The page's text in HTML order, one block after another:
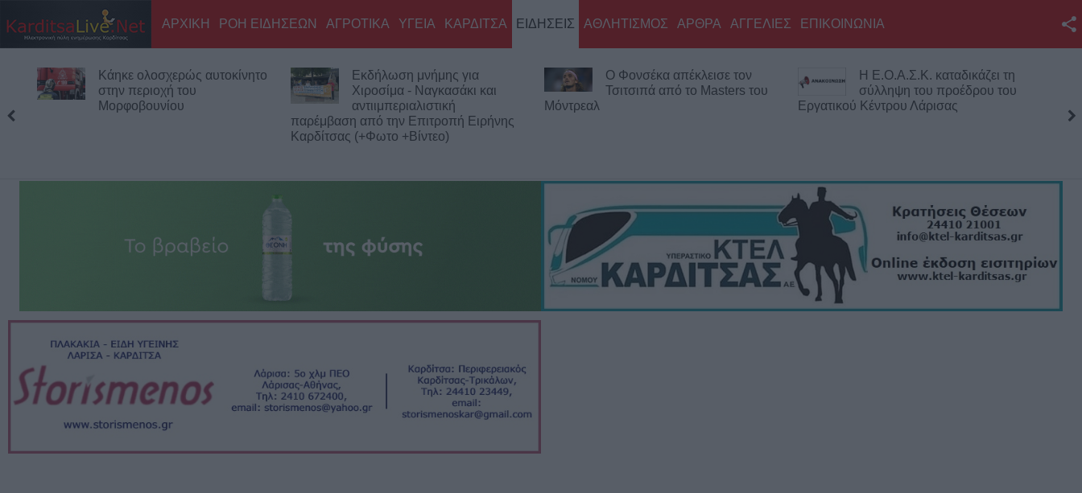
Twitter
YouTube
RSS
Επικοινωνία με το
KarditsaLive.Net
ΑΡΧΙΚΗ ΡΟΗ ΕΙΔΗΣΕΩΝ ΑΓΡΟΤΙΚΑ ΥΓΕΙΑ ΚΑΡΔΙΤΣΑ ΕΙΔΗΣΕΙΣ ΑΘΛΗΤΙΣΜΟΣ ΑΡΘΡΑ ΑΓΓΕΛΙΕΣ ΕΠΙΚΟΙΝΩΝΙΑ
Κάηκε ολοσχερώς αυτοκίνητο
στην περιοχή του
Μορφοβουνίου
Εκδήλωση μνήμης για
Χιροσίμα - Ναγκασάκι και
αντιιμπεριαλιστική
παρέμβαση από την Επιτροπή Ειρήνης
Καρδίτσας (+Φωτο +Βίντεο)
Ο Φονσέκα απέκλεισε τον
Τσιτσιπά από το Masters του
Μόντρεαλ
Η Ε.Ο.Α.Σ.Κ. καταδικάζει τη
σύλληψη του προέδρου του
Εργατικού Κέντρου Λάρισας